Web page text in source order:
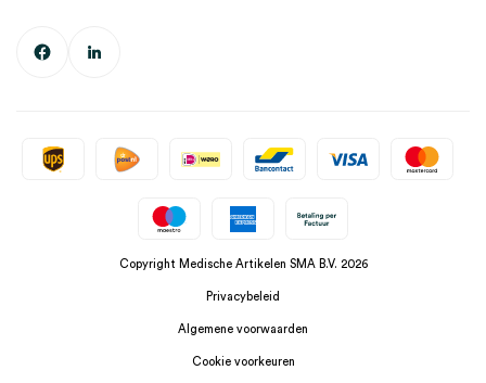
Copyright Medische Artikelen SMA B.V. 2026
Privacybeleid
Algemene voorwaarden
Cookie voorkeuren